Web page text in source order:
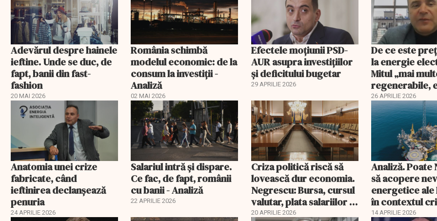
Adevărul despre hainele
ieftine. Unde se duc, de
fapt, banii din fast-
fashion
20 MAI 2026
România schimbă
modelul economic: de la
consum la investiții -
Analiză
02 MAI 2026
Efectele moțiunii PSD-
AUR asupra investițiilor
și deficitului bugetar
29 APRILIE 2026
De ce este
la energie
Mitul „mai
regenerabile,
mai ieftină”
26 APRILIE 2026
Anatomia unei crize
fabricate, când
ieftinirea declanșează
penuria
24 APRILIE 2026
Salariul intră și dispare.
Ce fac, de fapt, românii
cu banii - Analiză
22 APRILIE 2026
Criza politică riscă să
lovească dur economia.
Negrescu: Bursa, cursul
valutar, plata salariilor şi
a pensiilor, sub presiune
20 APRILIE 2026
Analiză. Poate
să acopere
energetice
în contextul
Iran?
14 APRILIE 2026